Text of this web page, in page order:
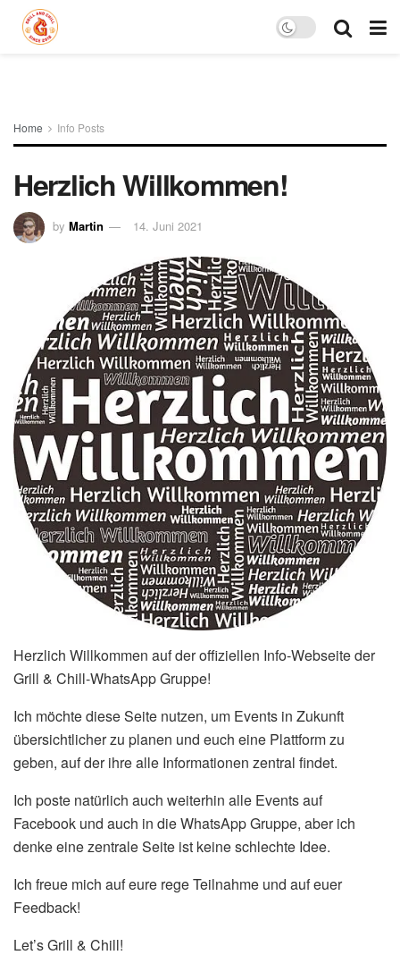
Home Info Posts
Herzlich Willkommen!
by Martin 14. Juni 2021
Herzlich Willkommen auf der offiziellen Info-Webseite der
Grill & Chill-WhatsApp Gruppe!
Ich möchte diese Seite nutzen, um Events in Zukunft
übersichtlicher zu planen und euch eine Plattform zu
geben, auf der ihre alle Informationen zentral findet.
Ich poste natürlich auch weiterhin alle Events auf
Facebook und auch in die WhatsApp Gruppe, aber ich
denke eine zentrale Seite ist keine schlechte Idee.
Ich freue mich auf eure rege Teilnahme und auf euer
Feedback!
Let’s Grill & Chill!